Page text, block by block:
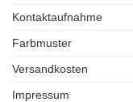
Kontaktaufnahme
Farbmuster
Versandkosten
Impressum